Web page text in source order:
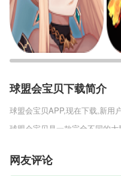
球盟会宝贝下载简介
球盟会宝贝APP,现在下载,新用
球盟会宝贝是一款完全不同的
验到最为极致的战斗玩法，以
进行战斗历练，在多样化的比拼
各种战斗历练，将自己的实力
网友评论